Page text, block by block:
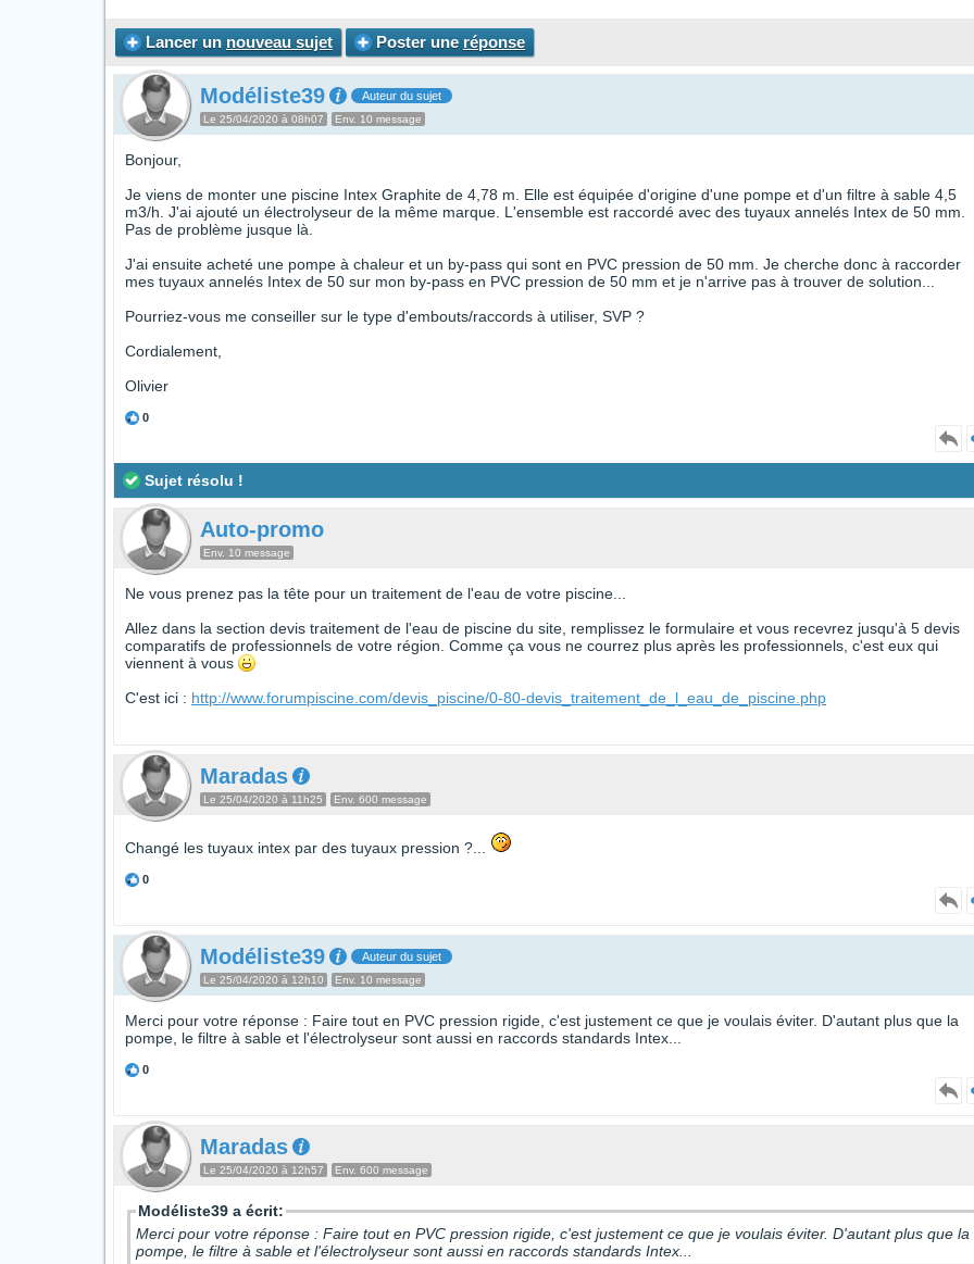
Lancer un nouveau sujet Poster une réponse
Modéliste39 Auteur du sujet
Le 25/04/2020 à 08h07 Env. 10 message
Bonjour,
Je viens de monter une piscine Intex Graphite de 4,78 m. Elle est équipée d'origine d'une pompe et d'un filtre à sable 4,5
m3/h. J'ai ajouté un électrolyseur de la même marque. L'ensemble est raccordé avec des tuyaux annelés Intex de 50 mm.
Pas de problème jusque là.
J'ai ensuite acheté une pompe à chaleur et un by-pass qui sont en PVC pression de 50 mm. Je cherche donc à raccorder
mes tuyaux annelés Intex de 50 sur mon by-pass en PVC pression de 50 mm et je n'arrive pas à trouver de solution...
Pourriez-vous me conseiller sur le type d'embouts/raccords à utiliser, SVP ?
Cordialement,
Olivier
0
Sujet résolu !
Auto-promo
Env. 10 message
Ne vous prenez pas la tête pour un traitement de l'eau de votre piscine...
Allez dans la section devis traitement de l'eau de piscine du site, remplissez le formulaire et vous recevrez jusqu'à 5 devis
comparatifs de professionnels de votre région. Comme ça vous ne courrez plus après les professionnels, c'est eux qui
viennent à vous
C'est ici : http://www.forumpiscine.com/devis_piscine/0-80-devis_traitement_de_l_eau_de_piscine.php
Maradas
Le 25/04/2020 à 11h25 Env. 600 message
Changé les tuyaux intex par des tuyaux pression ?...
0
Modéliste39 Auteur du sujet
Le 25/04/2020 à 12h10 Env. 10 message
Merci pour votre réponse : Faire tout en PVC pression rigide, c'est justement ce que je voulais éviter. D'autant plus que la
pompe, le filtre à sable et l'électrolyseur sont aussi en raccords standards Intex...
0
Maradas
Le 25/04/2020 à 12h57 Env. 600 message
Modéliste39 a écrit:
Merci pour votre réponse : Faire tout en PVC pression rigide, c'est justement ce que je voulais éviter. D'autant plus que la
pompe, le filtre à sable et l'électrolyseur sont aussi en raccords standards Intex...